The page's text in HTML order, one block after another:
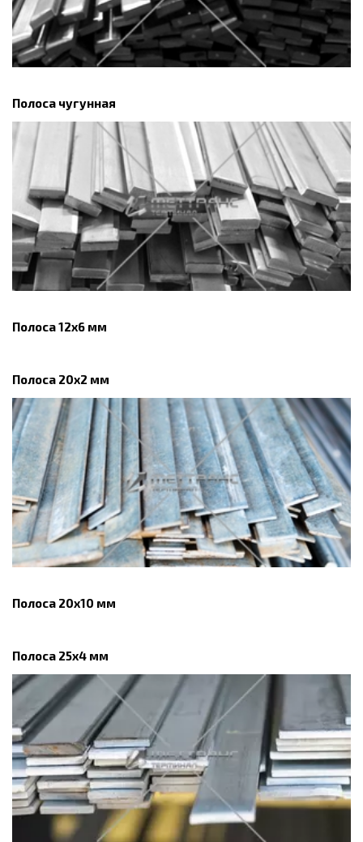
Полоса чугунная
Полоса 12х6 мм
Полоса 20x2 мм
Полоса 20х10 мм
Полоса 25x4 мм